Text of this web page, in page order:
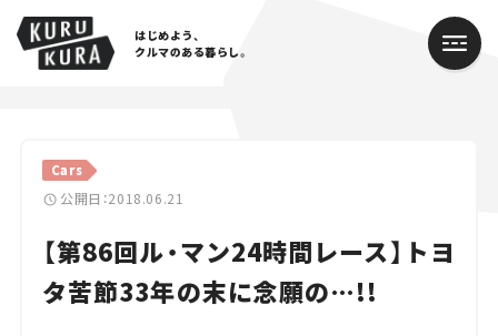
はじめよう、
クルマのある暮らし。
Cars
公開日：2018.06.21
【第86回ル・マン24時間レース】トヨ
タ苦節33年の末に念願の…!!
Cars
Lifestyle
Traffic